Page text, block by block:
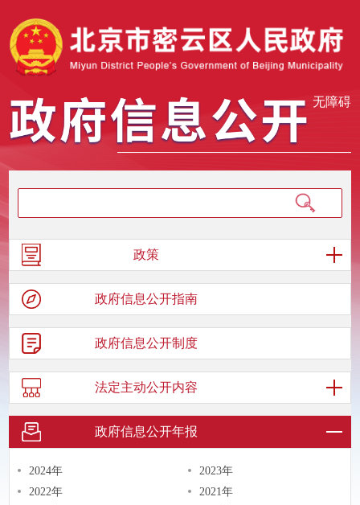
无障碍
政策
政府信息公开指南
政府信息公开制度
法定主动公开内容
政府信息公开年报
2024年
2023年
2022年
2021年